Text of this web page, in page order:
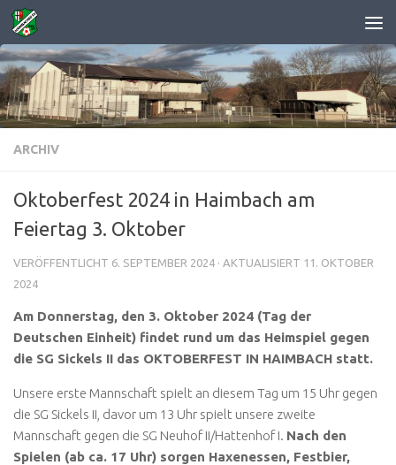
Zum Inhalt springen
ARCHIV
Oktoberfest 2024 in Haimbach am
Feiertag 3. Oktober
VERÖFFENTLICHT 6. SEPTEMBER 2024 · AKTUALISIERT 11. OKTOBER
2024
Am Donnerstag, den 3. Oktober 2024 (Tag der
Deutschen Einheit) findet rund um das Heimspiel gegen
die SG Sickels II das OKTOBERFEST IN HAIMBACH statt.
Unsere erste Mannschaft spielt an diesem Tag um 15 Uhr gegen
die SG Sickels II, davor um 13 Uhr spielt unsere zweite
Mannschaft gegen die SG Neuhof II/Hattenhof I. Nach den
Spielen (ab ca. 17 Uhr) sorgen Haxenessen, Festbier,